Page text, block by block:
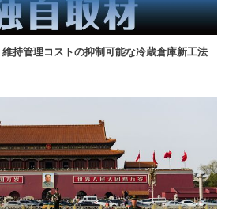
維持管理コストの抑制可能な冷蔵倉庫新工法